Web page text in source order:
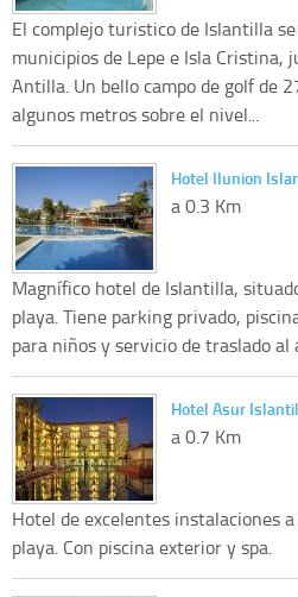
El complejo turistico de Islantilla
municipios de Lepe e Isla Cristina,
Antilla. Un bello campo de golf de
algunos metros sobre el nivel...
Hotel Ilunion
a 0.3 Km
Magnífico hotel de Islantilla,
playa. Tiene parking privado,
para niños y servicio de traslado al
Hotel Asur
a 0.7 Km
Hotel de excelentes instalaciones
playa. Con piscina exterior y spa.